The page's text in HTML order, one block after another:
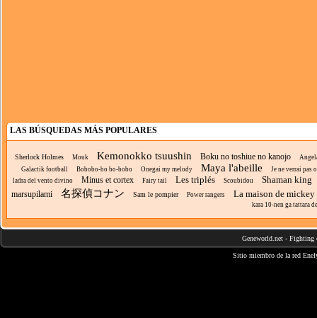
LAS BÚSQUEDAS MÁS POPULARES
Sherlock Holmes Mouk Kemonokko tsuushin Boku no toshiue no kanojo
Galactik football
Bobobo-bo bo-bobo Onegai my melody Maya l'abeille
Je ne verrai pas
ladra del vento divino
Minus et cortex Fairy tail Les triplés Scoubidou Shaman king
marsupilami 名探偵コナン Sam le pompier Power rangers La maison de mickey
kara 10-nen ga tattara
Geneworld.net - Fighting
Sitio miembro de la red